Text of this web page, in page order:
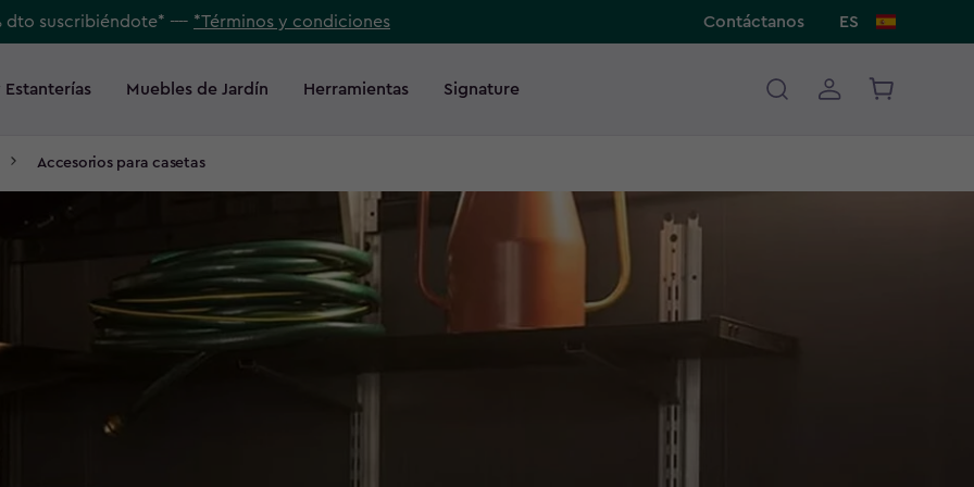
dto suscribiéndote* ---- *Términos y condiciones Contáctanos ES
Estanterías Muebles de Jardín Herramientas Signature
Accesorios para casetas